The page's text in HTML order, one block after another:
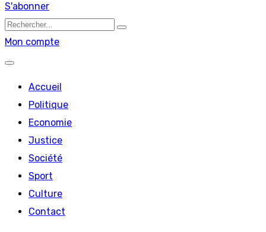
S'abonner
Mon compte
Accueil
Politique
Economie
Justice
Société
Sport
Culture
Contact